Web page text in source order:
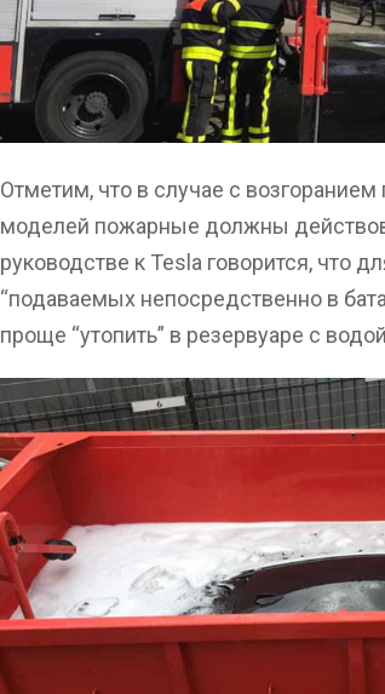
Отметим, что в случае с
моделей пожарные должны
руководстве к Tesla говорится, что
“подаваемых непосредственно в
проще “утопить” в резервуаре с